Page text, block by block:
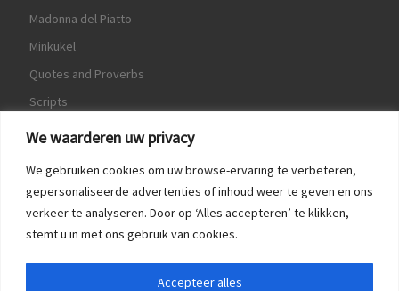
We waarderen uw privacy
We gebruiken cookies om uw browse-ervaring te verbeteren,
gepersonaliseerde advertenties of inhoud weer te geven en ons
verkeer te analyseren. Door op ‘Alles accepteren’ te klikken,
stemt u in met ons gebruik van cookies.
Accepteer alles
Madonna del Piatto
Minkukel
Quotes and Proverbs
Scripts
World Crops Database
Game